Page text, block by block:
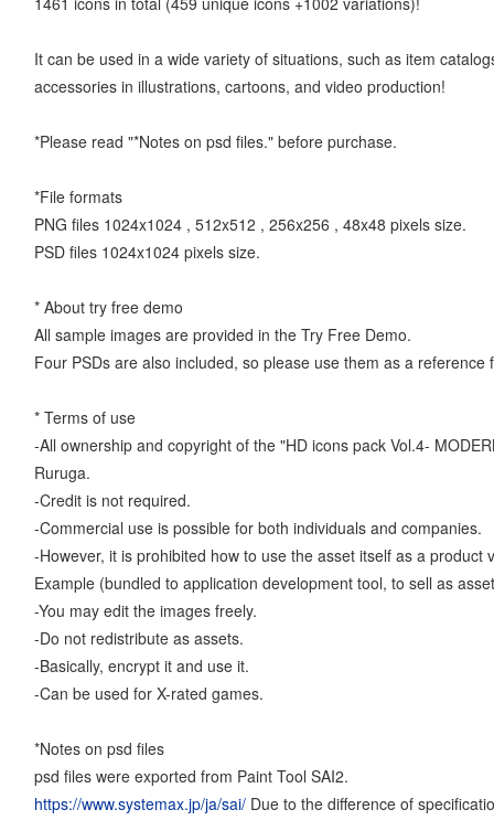
It can be used in a wide variety of situations, such as item
accessories in illustrations, cartoons, and video production!
*Please read "*Notes on psd files." before purchase.
*File formats
PNG files 1024x1024 , 512x512 , 256x256 , 48x48 pixels size.
PSD files 1024x1024 pixels size.
* About try free demo
All sample images are provided in the Try Free Demo.
Four PSDs are also included, so please use them as a reference
* Terms of use
-All ownership and copyright of the "HD icons pack Vol.4-
Ruruga.
-Credit is not required.
-Commercial use is possible for both individuals and companies.
-However, it is prohibited how to use the asset itself as a product
Example (bundled to application development tool, to sell as
-You may edit the images freely.
-Do not redistribute as assets.
-Basically, encrypt it and use it.
-Can be used for X-rated games.
*Notes on psd files
psd files were exported from Paint Tool SAI2.
https://www.systemax.jp/ja/sai/ Due to the difference of